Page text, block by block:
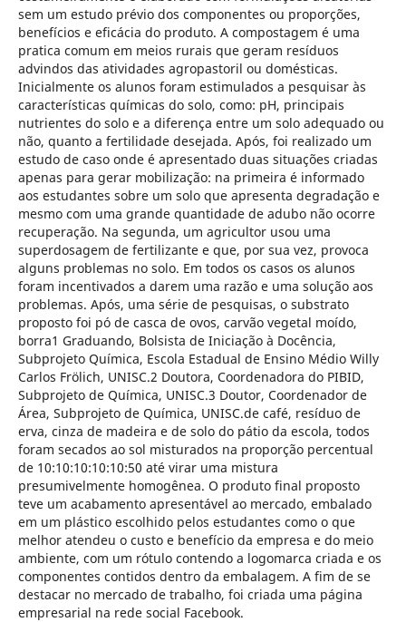
sem um estudo prévio dos componentes ou proporções,
benefícios e eficácia do produto. A compostagem é uma
pratica comum em meios rurais que geram resíduos
advindos das atividades agropastoril ou domésticas.
Inicialmente os alunos foram estimulados a pesquisar às
características químicas do solo, como: pH, principais
nutrientes do solo e a diferença entre um solo adequado ou
não, quanto a fertilidade desejada. Após, foi realizado um
estudo de caso onde é apresentado duas situações criadas
apenas para gerar mobilização: na primeira é informado
aos estudantes sobre um solo que apresenta degradação e
mesmo com uma grande quantidade de adubo não ocorre
recuperação. Na segunda, um agricultor usou uma
superdosagem de fertilizante e que, por sua vez, provoca
alguns problemas no solo. Em todos os casos os alunos
foram incentivados a darem uma razão e uma solução aos
problemas. Após, uma série de pesquisas, o substrato
proposto foi pó de casca de ovos, carvão vegetal moído,
borra1 Graduando, Bolsista de Iniciação à Docência,
Subprojeto Química, Escola Estadual de Ensino Médio Willy
Carlos Frölich, UNISC.2 Doutora, Coordenadora do PIBID,
Subprojeto de Química, UNISC.3 Doutor, Coordenador de
Área, Subprojeto de Química, UNISC.de café, resíduo de
erva, cinza de madeira e de solo do pátio da escola, todos
foram secados ao sol misturados na proporção percentual
de 10:10:10:10:10:50 até virar uma mistura
presumivelmente homogênea. O produto final proposto
teve um acabamento apresentável ao mercado, embalado
em um plástico escolhido pelos estudantes como o que
melhor atendeu o custo e benefício da empresa e do meio
ambiente, com um rótulo contendo a logomarca criada e os
componentes contidos dentro da embalagem. A fim de se
destacar no mercado de trabalho, foi criada uma página
empresarial na rede social Facebook.